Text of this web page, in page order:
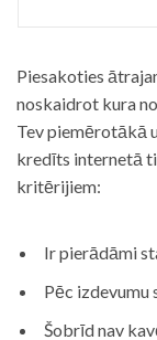
Piesakoties
noskaidrot kura
Tev piemērotākā
kredīts internetā
kritērijiem:
Ir pierādāmi
Pēc izdevumu
Šobrīd nav